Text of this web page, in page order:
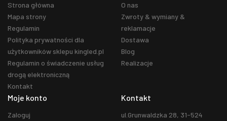
Strona główna
Mapa strony
Regulamin
Polityka prywatności dla
użytkowników sklepu kingled.pl
Regulamin o świadczenie usług
drogą elektroniczną
Kontakt
O nas
Zwroty & wymiany &
reklamacje
Dostawa
Blog
Realizacje
Moje konto
Zaloguj
Kontakt
ul.Grunwaldzka 28, 31-524